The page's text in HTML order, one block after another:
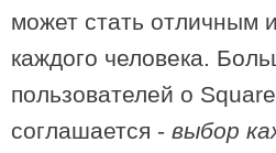
может стать отличным
каждого человека.
пользователей о
соглашается - выбор